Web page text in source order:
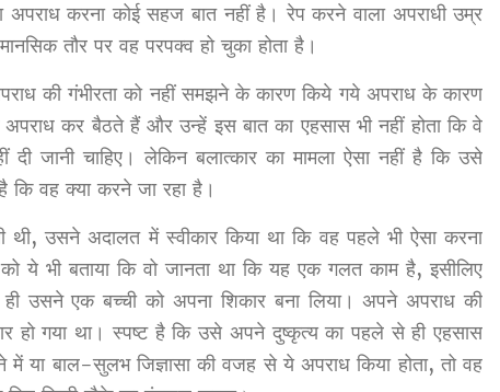
अपराध करना कोई सहज बात नहीं है। रेप करने वाला अपराधी उम्र
तौर पर वह परपक्व हो चुका होता है।
की गंभीरता को नहीं समझने के कारण किये गये अपराध के कारण
कर बैठते हैं और उन्हें इस बात का एहसास भी नहीं होता कि वे
जानी चाहिए। लेकिन बलात्कार का मामला ऐसा नहीं है कि उसे
कि वह क्या करने जा रहा है।
उसने अदालत में स्वीकार किया था कि वह पहले भी ऐसा करना
ये भी बताया कि वो जानता था कि यह एक गलत काम है, इसीलिए
उसने एक बच्ची को अपना शिकार बना लिया। अपने अपराध की
हो गया था। स्पष्ट है कि उसे अपने दुष्कृत्य का पहले से ही एहसास
या बाल-सुलभ जिज्ञासा की वजह से ये अपराध किया होता, तो वह